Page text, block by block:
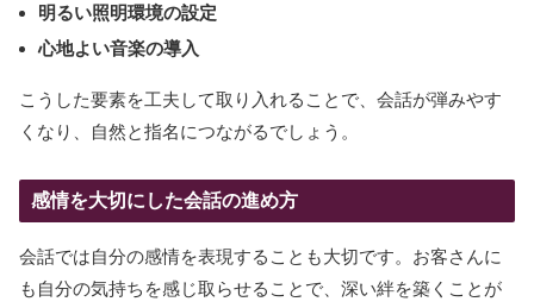
明るい照明環境の設定
心地よい音楽の導入
こうした要素を工夫して取り入れることで、会話が弾みやす
くなり、自然と指名につながるでしょう。
感情を大切にした会話の進め方
会話では自分の感情を表現することも大切です。お客さんに
も自分の気持ちを感じ取らせることで、深い絆を築くことが